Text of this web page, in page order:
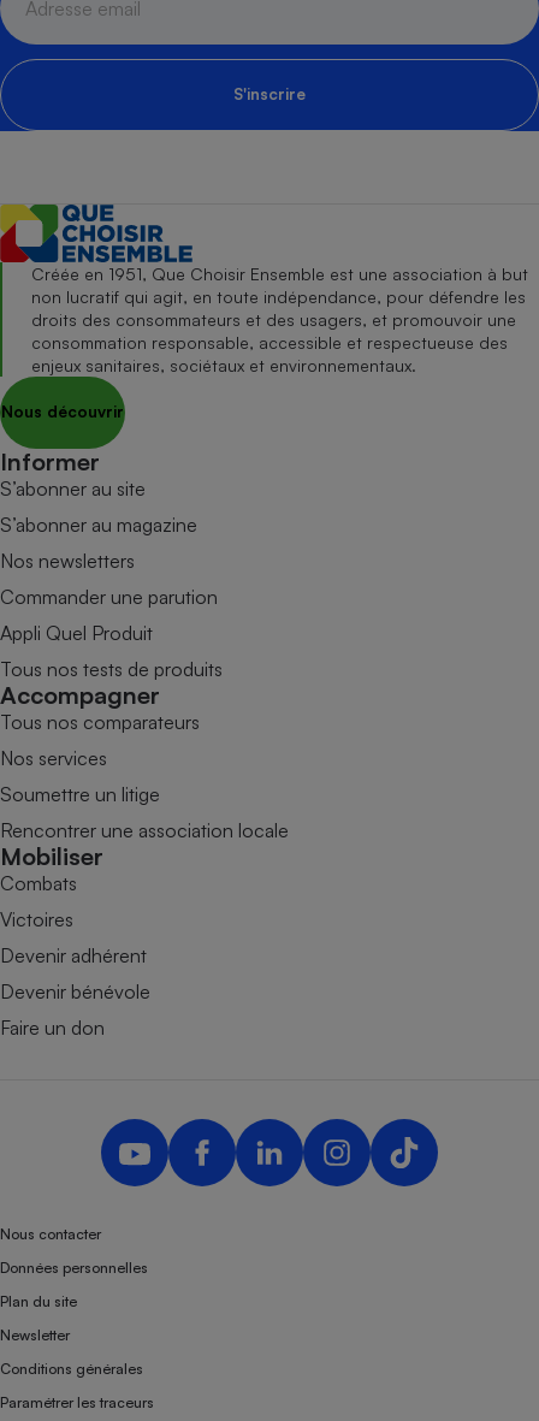
S'inscrire
Créée en 1951, Que Choisir Ensemble est une association à but
non lucratif qui agit, en toute indépendance, pour défendre les
droits des consommateurs et des usagers, et promouvoir une
consommation responsable, accessible et respectueuse des
enjeux sanitaires, sociétaux et environnementaux.
Nous découvrir
Informer
S’abonner au site
S’abonner au magazine
Nos newsletters
Commander une parution
Appli Quel Produit
Tous nos tests de produits
Accompagner
Tous nos comparateurs
Nos services
Soumettre un litige
Rencontrer une association locale
Mobiliser
Combats
Victoires
Devenir adhérent
Devenir bénévole
Faire un don
Nous contacter
Données personnelles
Plan du site
Newsletter
Conditions générales
Paramétrer les traceurs